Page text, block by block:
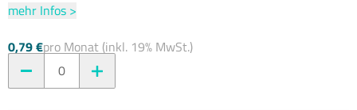
mehr Infos >
0,79 €pro Monat (inkl. 19% MwSt.)
0